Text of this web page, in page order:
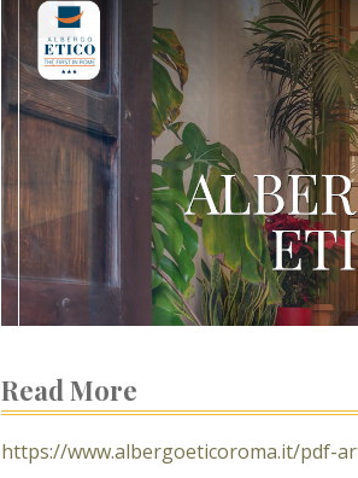
Read More
https://www.albergoeticoroma.it/pdf-